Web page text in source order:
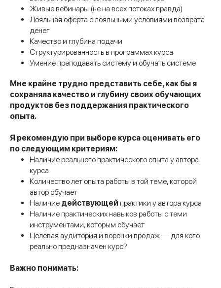
Живые вебинары (не на всех потоках правда)
Лояльная оферта с лояльными условиями возврата
денег
Качество и глубина подачи
Структурированность в программах курса
Умение преподавать систему и обучать системе
Мне крайне трудно представить себе, как бы я
сохраняла качество и глубину своих обучающих
продуктов без поддержания практического
опыта.
Я рекомендую при выборе курса оценивать его
по следующим критериям:
Наличие реального практического опыта у автора
курса
Количество лет опыта работы в той теме, которой
автор обучает
Наличие действующей практики у автора курса
Наличие практических навыков работы с теми
инструментами, которым обучает
Целевая аудитория и воронки продаж — для кого
реально предназначен курс?
Важно понимать: